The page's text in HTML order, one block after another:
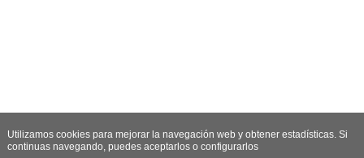
Utilizamos cookies para mejorar la navegación web y obtener estadísticas. Si
continuas navegando, puedes aceptarlos o configurarlos